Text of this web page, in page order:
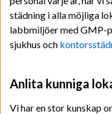
städning i alla möjliga
labbmiljöer med
sjukhus och
Anlita kunniga
Vi har en stor kunskap